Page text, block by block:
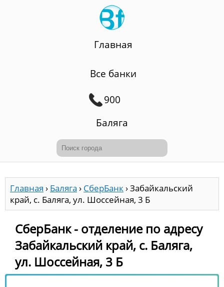
Главная
Все банки
900
Баляга
Главная › Баляга › СберБанк›Забайкальский
край, с. Баляга, ул. Шоссейная, 3 Б
СберБанк - отделение по адресу
Забайкальский край, с. Баляга,
ул. Шоссейная, 3 Б